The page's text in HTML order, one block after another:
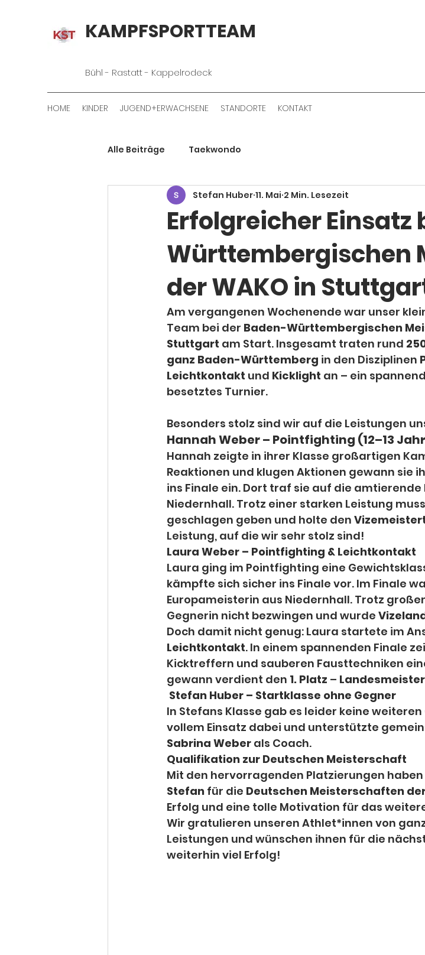
KAMPFSPORTTEAM
Bühl - Rastatt - Kappelrodeck
HOME KINDER JUGEND+ERWACHSENE STANDORTE KONTAKT
Alle Beiträge Taekwondo
Erfolgreicher Einsatz
Württembergischen
der WAKO in
Stefan Huber 11. Mai 2 Min. Lesezeit
Am vergangenen Wochenende war unser
Team bei der Baden-Württembergischen
Stuttgart am Start. Insgesamt traten rund
ganz Baden-Württemberg in den Disziplinen
Leichtkontakt und Kicklight an – ein
besetztes Turnier.
Besonders stolz sind wir auf die Leistungen
Hannah Weber – Pointfighting (12–13
Hannah zeigte in ihrer Klasse großartigen
Reaktionen und klugen Aktionen gewann sie
ins Finale ein. Dort traf sie auf die
Niedernhall. Trotz einer starken Leistung
geschlagen geben und holte den
Leistung, auf die wir sehr stolz sind!
Laura Weber – Pointfighting & Leichtkontakt
Laura ging im Pointfighting eine
kämpfte sich sicher ins Finale vor. Im Finale
Europameisterin aus Niedernhall. Trotz
Gegnerin nicht bezwingen und wurde
Doch damit nicht genug: Laura startete im
Leichtkontakt. In einem spannenden Finale
Kicktreffern und sauberen Fausttechniken
gewann verdient den 1. Platz –
Stefan Huber – Startklasse ohne Gegner
In Stefans Klasse gab es leider keine
vollem Einsatz dabei und unterstützte
Sabrina Weber als Coach.
Qualifikation zur Deutschen Meisterschaft
Mit den hervorragenden Platzierungen haben
Stefan für die Deutschen Meisterschaften der
Erfolg und eine tolle Motivation für das
Wir gratulieren unseren Athlet*innen von
Leistungen und wünschen ihnen für die
weiterhin viel Erfolg!